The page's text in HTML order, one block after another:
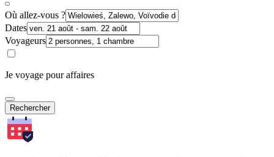
Où allez-vous ?
Dates
Voyageurs
Je voyage pour affaires
Rechercher